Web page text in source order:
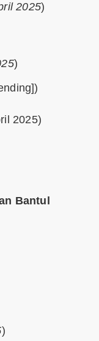
2025)
)
2025)
Bantul
)